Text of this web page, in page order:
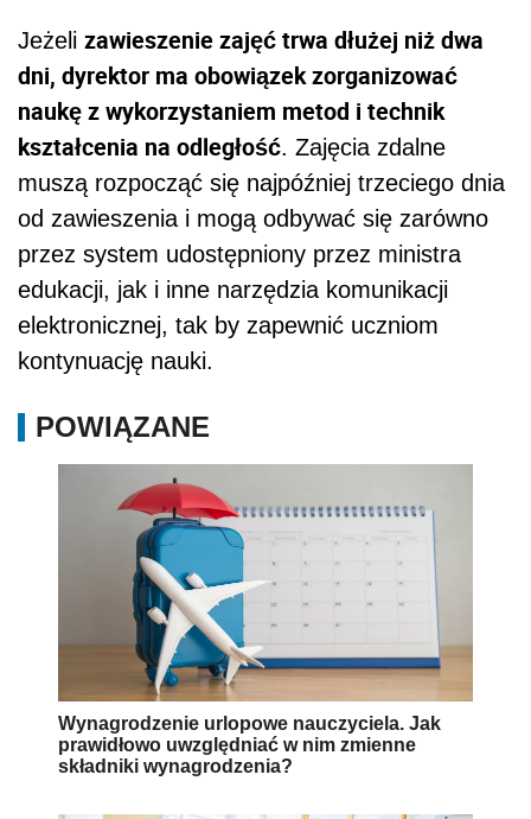
Jeżeli zawieszenie zajęć trwa dłużej niż dwa
dni, dyrektor ma obowiązek zorganizować
naukę z wykorzystaniem metod i technik
kształcenia na odległość. Zajęcia zdalne
muszą rozpocząć się najpóźniej trzeciego dnia
od zawieszenia i mogą odbywać się zarówno
przez system udostępniony przez ministra
edukacji, jak i inne narzędzia komunikacji
elektronicznej, tak by zapewnić uczniom
kontynuację nauki.
POWIĄZANE
Wynagrodzenie urlopowe nauczyciela. Jak
prawidłowo uwzględniać w nim zmienne
składniki wynagrodzenia?